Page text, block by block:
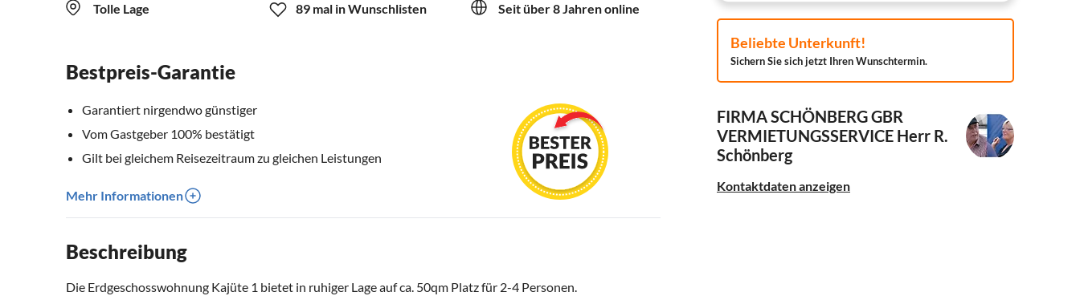
Tolle Lage 89 mal in Wunschlisten Seit über 8 Jahren online
Bestpreis-Garantie
Garantiert nirgendwo günstiger
Vom Gastgeber 100% bestätigt
Gilt bei gleichem Reisezeitraum zu gleichen Leistungen
Mehr Informationen
Beschreibung
Die Erdgeschosswohnung Kajüte 1 bietet in ruhiger Lage auf ca. 50qm Platz für 2-4 Personen.
Beliebte Unterkunft!
Sichern Sie sich jetzt Ihren Wunschtermin.
FIRMA SCHÖNBERG GBR
VERMIETUNGSSERVICE Herr R.
Schönberg
Kontaktdaten anzeigen